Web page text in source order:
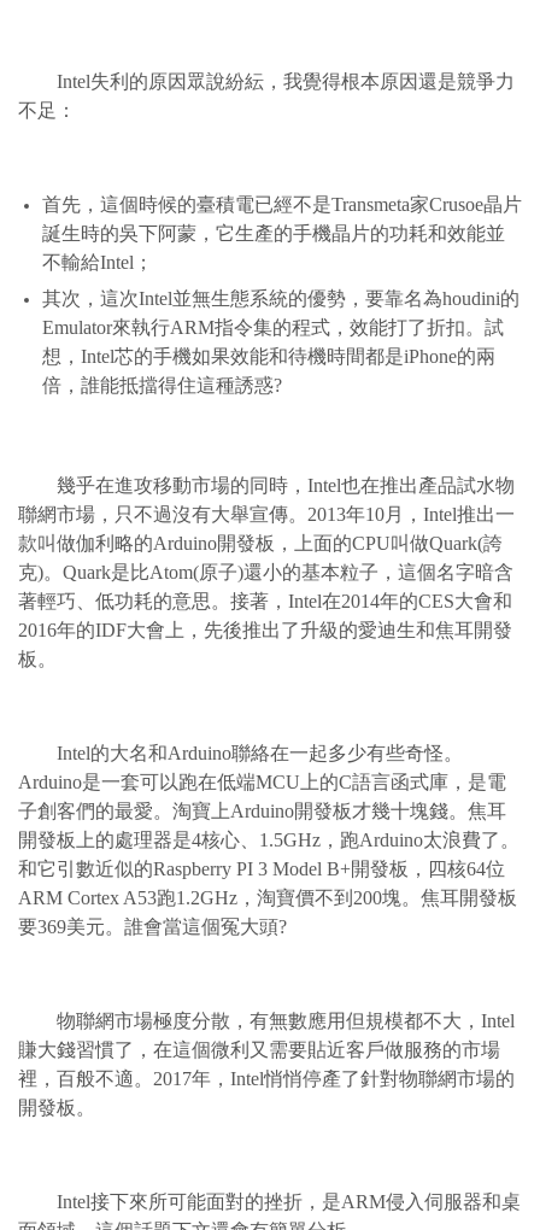
Intel失利的原因眾說紛紜，我覺得根本原因還是競爭力
不足：
首先，這個時候的臺積電已經不是Transmeta家Crusoe晶片
誕生時的吳下阿蒙，它生產的手機晶片的功耗和效能並
不輸給Intel；
其次，這次Intel並無生態系統的優勢，要靠名為houdini的
Emulator來執行ARM指令集的程式，效能打了折扣。試
想，Intel芯的手機如果效能和待機時間都是iPhone的兩
倍，誰能抵擋得住這種誘惑?
幾乎在進攻移動市場的同時，Intel也在推出產品試水物
聯網市場，只不過沒有大舉宣傳。2013年10月，Intel推出一
款叫做伽利略的Arduino開發板，上面的CPU叫做Quark(誇
克)。Quark是比Atom(原子)還小的基本粒子，這個名字暗含
著輕巧、低功耗的意思。接著，Intel在2014年的CES大會和
2016年的IDF大會上，先後推出了升級的愛迪生和焦耳開發
板。
Intel的大名和Arduino聯絡在一起多少有些奇怪。
Arduino是一套可以跑在低端MCU上的C語言函式庫，是電
子創客們的最愛。淘寶上Arduino開發板才幾十塊錢。焦耳
開發板上的處理器是4核心、1.5GHz，跑Arduino太浪費了。
和它引數近似的Raspberry PI 3 Model B+開發板，四核64位
ARM Cortex A53跑1.2GHz，淘寶價不到200塊。焦耳開發板
要369美元。誰會當這個冤大頭?
物聯網市場極度分散，有無數應用但規模都不大，Intel
賺大錢習慣了，在這個微利又需要貼近客戶做服務的市場
裡，百般不適。2017年，Intel悄悄停產了針對物聯網市場的
開發板。
Intel接下來所可能面對的挫折，是ARM侵入伺服器和桌